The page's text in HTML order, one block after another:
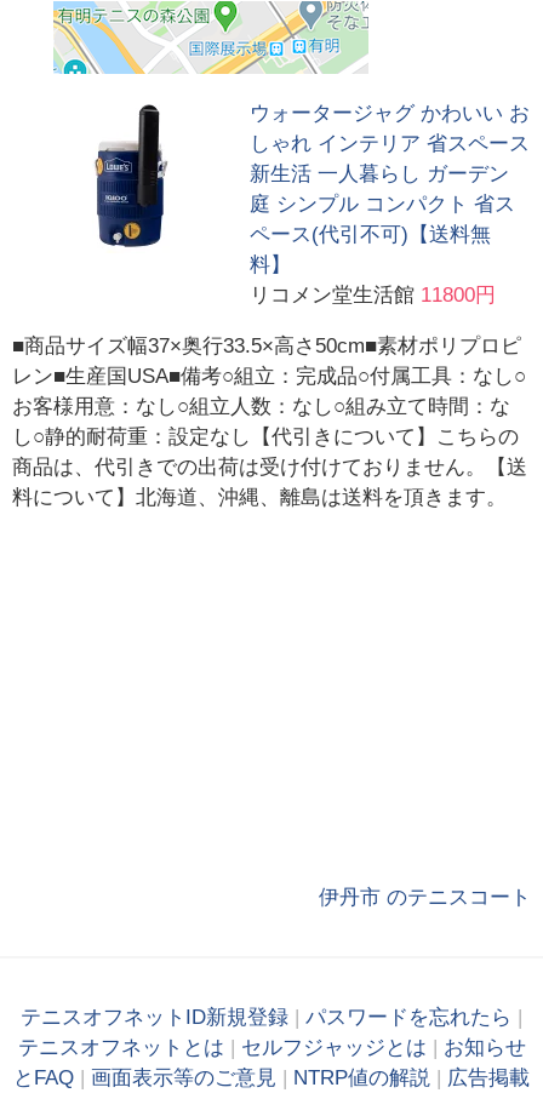
ウォータージャグ かわいい お
しゃれ インテリア 省スペース
新生活 一人暮らし ガーデン
庭 シンプル コンパクト 省ス
ペース(代引不可)【送料無
料】
リコメン堂生活館 11800円
■商品サイズ幅37×奥行33.5×高さ50cm■素材ポリプロピ
レン■生産国USA■備考○組立：完成品○付属工具：なし○
お客様用意：なし○組立人数：なし○組み立て時間：な
し○静的耐荷重：設定なし【代引きについて】こちらの
商品は、代引きでの出荷は受け付けておりません。【送
料について】北海道、沖縄、離島は送料を頂きます。
伊丹市 のテニスコート
テニスオフネットID新規登録 | パスワードを忘れたら |
テニスオフネットとは | セルフジャッジとは | お知らせ
とFAQ | 画面表示等のご意見 | NTRP値の解説 | 広告掲載